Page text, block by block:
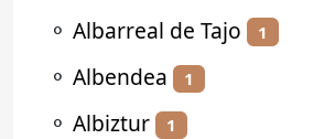
⚬ Albarreal de Tajo 1
⚬ Albendea 1
⚬ Albiztur 1